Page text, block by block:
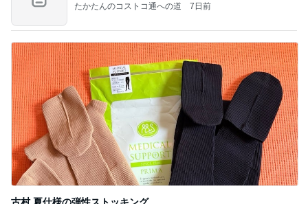
たかたんのコストコ通への道 7日前